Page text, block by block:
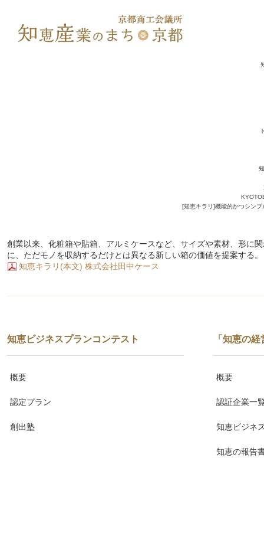
[知恵キラリ]機能的かつシン
創業以来、化粧箱や貼箱、アルミケースなど、サイズや素材、形に
に、ただモノを収納するだけとは異なる新しい箱の価値を提案する。
知恵キラリ(本文) 株式会社田中ケース
知恵ビジネスプランコンテスト
概要
認定プラン
創出塾
「知恵の
概要
認証企業一
知恵ビジネ
知恵の報告